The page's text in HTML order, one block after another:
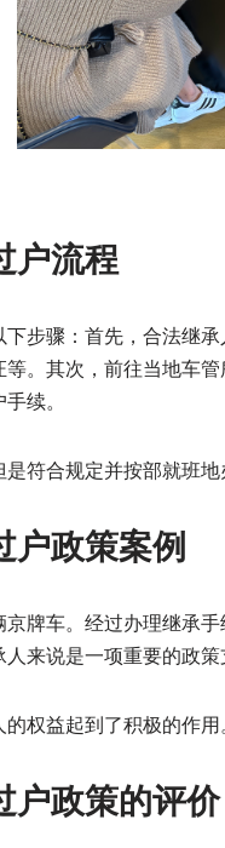
户流程
步骤：首先，合法继
。其次，前往当地车
续。
符合规定并按部就班地
户政策案例
牌车。经过办理继承
来说是一项重要的政策
权益起到了积极的作用
户政策的评价